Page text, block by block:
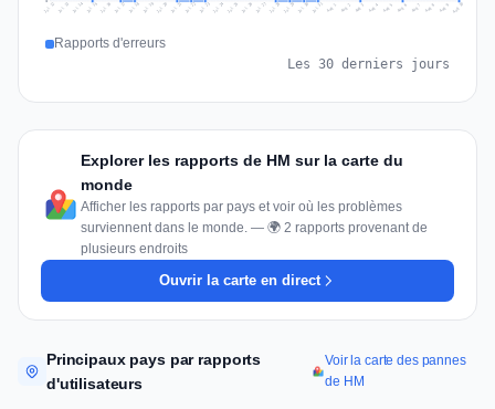
Jul 12 Jul 13 Jul 14 Jul 15 Jul 16 Jul 17 Jul 18 Jul 19 Jul 20 Jul 21 Jul 22 Jul 23 Jul 24 Jul 25 Jul 26 Jul 27 Jul 28 Jul 29 Jul 30 Jul 31 Aug 1 Aug 2 Aug 3 Aug 4 Aug 5 Aug 6 Aug 7 Aug 8 Aug 9 Aug 10
Rapports d'erreurs
Les 30 derniers jours
Explorer les rapports de HM sur la carte du
monde
Afficher les rapports par pays et voir où les problèmes
surviennent dans le monde. — 🌍 2 rapports provenant de
plusieurs endroits
Ouvrir la carte en direct
Principaux pays par rapports
d'utilisateurs
Voir la carte des pannes
de HM